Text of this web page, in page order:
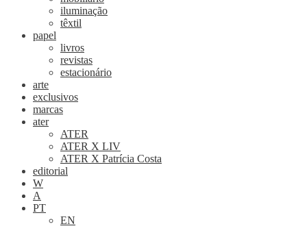
iluminação
têxtil
papel
livros
revistas
estacionário
arte
exclusivos
marcas
ater
ATER
ATER X LIV
ATER X Patrícia Costa
editorial
W
A
PT
EN